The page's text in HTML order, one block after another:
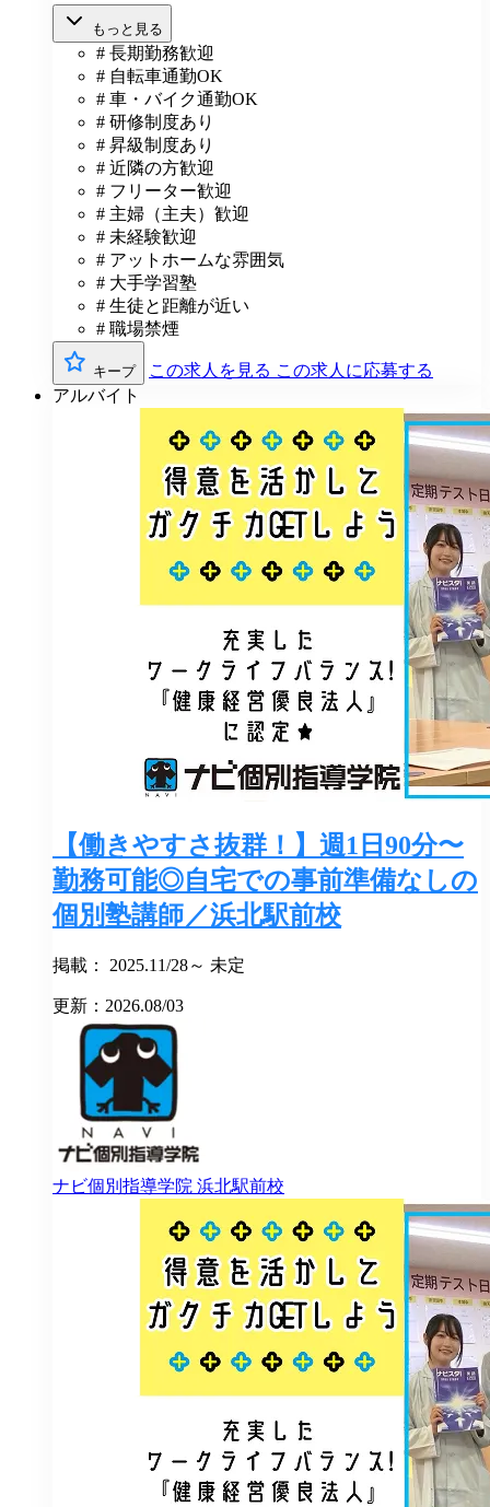
もっと見る
# 長期勤務歓迎
# 自転車通勤OK
# 車・バイク通勤OK
# 研修制度あり
# 昇級制度あり
# 近隣の方歓迎
# フリーター歓迎
# 主婦（主夫）歓迎
# 未経験歓迎
# アットホームな雰囲気
# 大手学習塾
# 生徒と距離が近い
# 職場禁煙
キープ この求人を見る この求人に応募する
アルバイト
【働きやすさ抜群！】週1日90分〜
勤務可能◎自宅での事前準備なしの
個別塾講師／浜北駅前校
掲載： 2025.11/28～ 未定
更新：2026.08/03
ナビ個別指導学院 浜北駅前校